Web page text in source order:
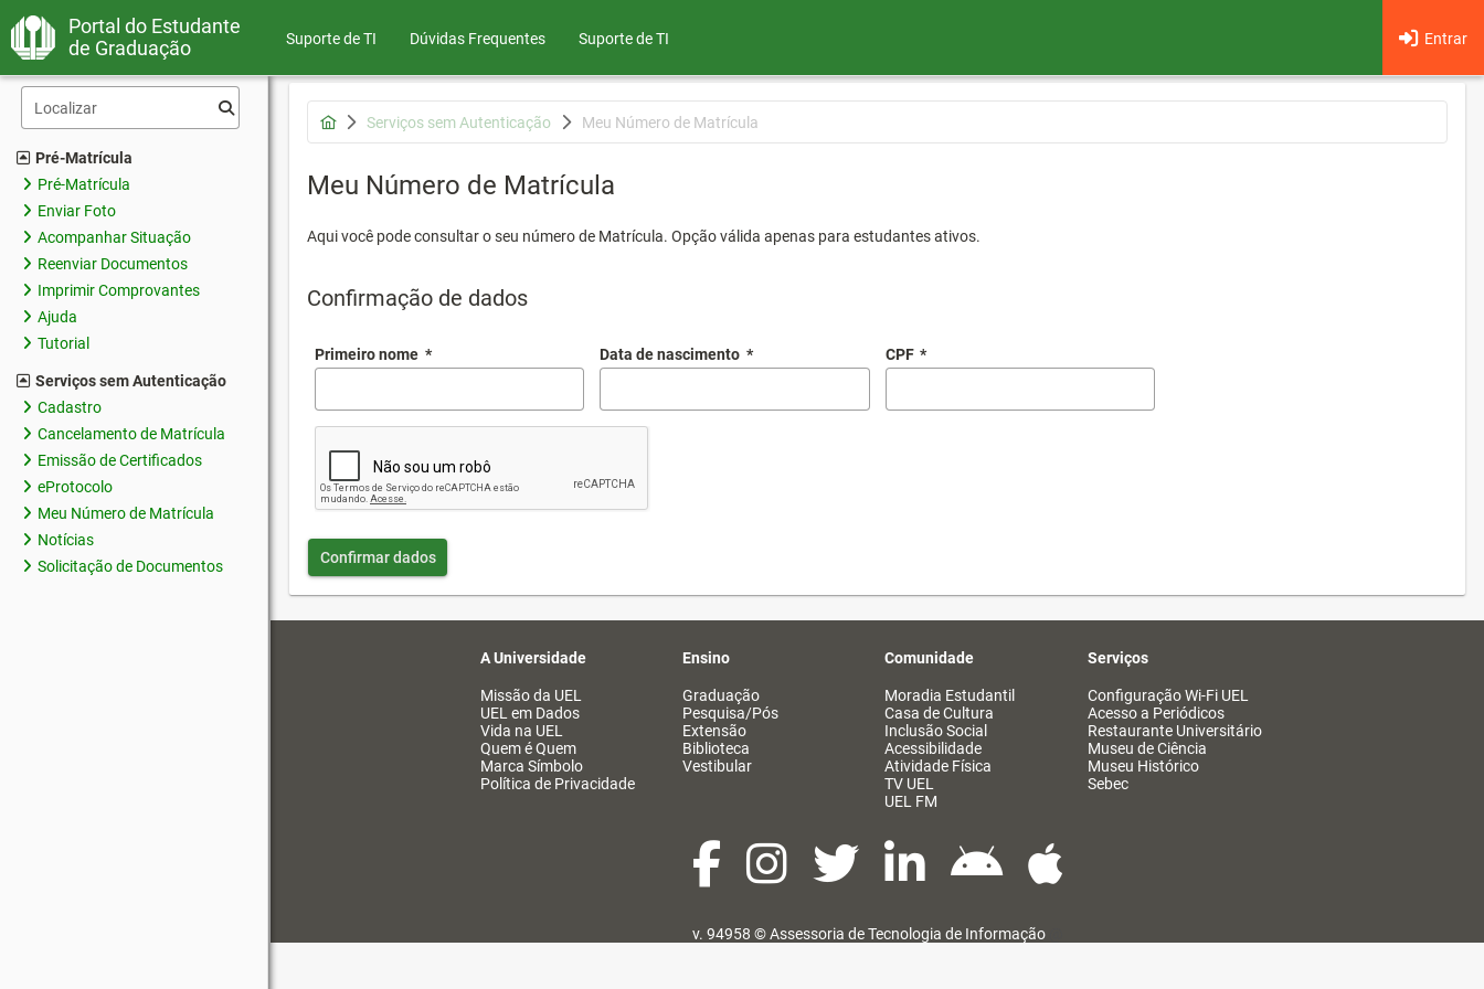
Portal do Estudante
de Graduação
Suporte de TI Dúvidas Frequentes Entrar
Suporte de TI
Pré-Matrícula
Pré-Matrícula
Enviar Foto
Acompanhar Situação
Reenviar Documentos
Imprimir Comprovantes
Ajuda
Tutorial
Serviços sem Autenticação
Cadastro
Cancelamento de Matrícula
Emissão de Certificados
eProtocolo
Meu Número de Matrícula
Notícias
Solicitação de Documentos
Serviços sem Autenticação Meu Número de Matrícula
Meu Número de Matrícula
Aqui você pode consultar o seu número de Matrícula. Opção válida apenas para estudantes ativos.
Confirmação de dados
Primeiro nome * Data de nascimento * CPF *
Confirmar dados
A Universidade
Missão da UEL
UEL em Dados
Vida na UEL
Quem é Quem
Marca Símbolo
Política de Privacidade
Ensino
Graduação
Pesquisa/Pós
Extensão
Biblioteca
Vestibular
Comunidade
Moradia Estudantil
Casa de Cultura
Inclusão Social
Acessibilidade
Atividade Física
TV UEL
UEL FM
Serviços
Configuração Wi-Fi UEL
Acesso a Periódicos
Restaurante Universitário
Museu de Ciência
Museu Histórico
Sebec
v. 94958 ©Assessoria de Tecnologia de Informação